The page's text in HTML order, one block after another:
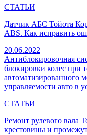
СТАТЬИ
Датчик АБС Тойота
ABS. Как исправить
20.06.2022
Антиблокировочная
блокировки колес при
автоматизированного
управляемости авто в
СТАТЬИ
Ремонт рулевого вала
крестовины и